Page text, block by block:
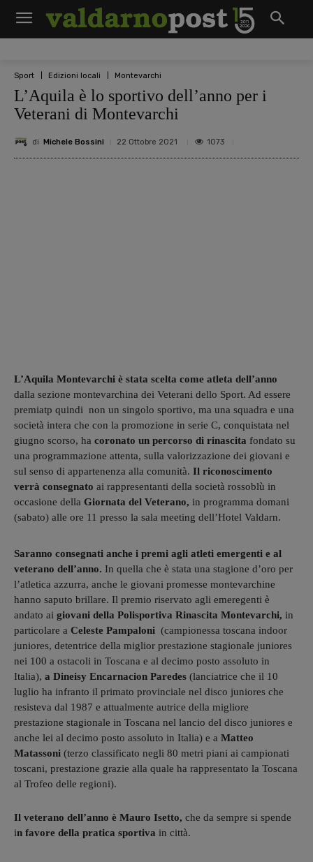
Sport Edizioni locali Montevarchi
L’Aquila è lo sportivo dell’anno per i
Veterani di Montevarchi
di Michele Bossini 22 Ottobre 2021 1073
L’Aquila Montevarchi è stata scelta come atleta dell’anno
dalla sezione montevarchina dei Veterani dello Sport. Ad essere
premiatp quindi non un singolo sportivo, ma una squadra e una
società intera che con la promozione in serie C, conquistata nel
giugno scorso, ha coronato un percorso di rinascita fondato su
una programmazione attenta, sulla valorizzazione dei giovani e
sul senso di appartenenza alla comunità. Il riconoscimento
verrà consegnato ai rappresentanti della società rossoblù in
occasione della Giornata del Veterano, in programma domani
(sabato) alle ore 11 presso la sala meeting dell’Hotel Valdarn.
Saranno consegnati anche i premi agli atleti emergenti e al
veterano dell’anno. In quella che è stata una stagione d’oro per
l’atletica azzurra, anche le giovani promesse montevarchine
hanno saputo brillare. Il premio riservato agli emeregenti è
andato ai giovani della Polisportiva Rinascita Montevarchi, in
particolare a Celeste Pampaloni (campionessa toscana indoor
juniores, detentrice della miglior prestazione stagionale juniores
nei 100 a ostacoli in Toscana e al decimo posto assoluto in
Italia), a Dineisy Encarnacion Paredes (lanciatrice che il 10
luglio ha infranto il primato provinciale nel disco juniores che
resisteva dal 1987 e attualmente autrice della migliore
prestazione stagionale in Toscana nel lancio del disco juniores e
anche lei al decimo posto assoluto in Italia) e a Matteo
Matassoni (terzo classificato negli 80 metri piani ai campionati
toscani, prestazione grazie alla quale ha rappresentato la Toscana
al Trofeo delle regioni).
Il veterano dell’anno è Mauro Isetto, che da sempre si spende
in favore della pratica sportiva in città.